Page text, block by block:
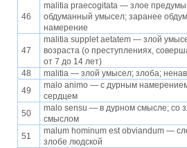
46
malitia praecogitata — злое
обдуманный умысел; заранее
намерение
47
malitia supplet aetatem — злой
возраста (о преступлениях,
от 7 до 14 лет)
48
malitia — злой умысел; злоба;
49
malo animo — с дурным
сердцем
50
malo sensu — в дурном смысле; со
смыслом
51
malum hominum est obviandum —
злобе людской